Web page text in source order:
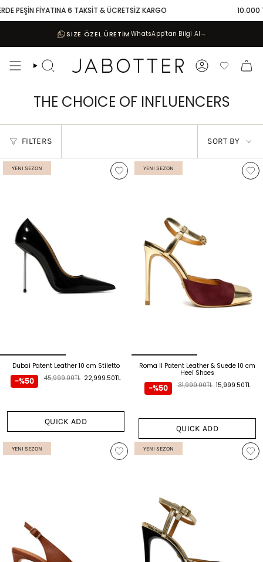
to
FİYATINA 6 TAKSİT & ÜCRETSİZ KARGO 10.000 TL VE
SIZE ÖZEL ÜRETİM WhatsApp’tan Bilgi Al →
Search Account
THE CHOICE OF INFLUENCERS
FILTERS
SORT
BY
SORT BY
YENI SEZON
Dubai Patent Leather 10 cm Stiletto
22,999.50TL
45,999.00TL
-%50
QUICK ADD
YENI SEZON
Roma II Patent Leather & Suede 10 cm
Heel Shoes
15,999.50TL
31,999.00TL
-%50
QUICK ADD
YENI SEZON YENI SEZON